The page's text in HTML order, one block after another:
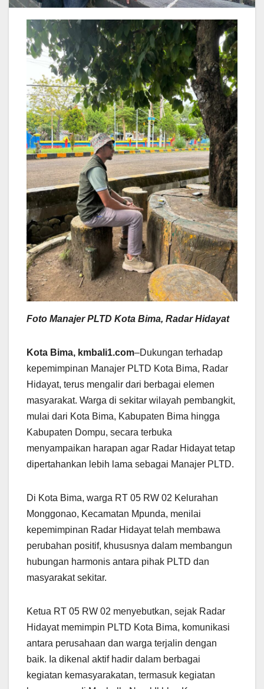
Foto Manajer PLTD Kota Bima, Radar Hidayat
Kota Bima, kmbali1.com–Dukungan terhadap
kepemimpinan Manajer PLTD Kota Bima, Radar
Hidayat, terus mengalir dari berbagai elemen
masyarakat. Warga di sekitar wilayah pembangkit,
mulai dari Kota Bima, Kabupaten Bima hingga
Kabupaten Dompu, secara terbuka
menyampaikan harapan agar Radar Hidayat tetap
dipertahankan lebih lama sebagai Manajer PLTD.
Di Kota Bima, warga RT 05 RW 02 Kelurahan
Monggonao, Kecamatan Mpunda, menilai
kepemimpinan Radar Hidayat telah membawa
perubahan positif, khususnya dalam membangun
hubungan harmonis antara pihak PLTD dan
masyarakat sekitar.
Ketua RT 05 RW 02 menyebutkan, sejak Radar
Hidayat memimpin PLTD Kota Bima, komunikasi
antara perusahaan dan warga terjalin dengan
baik. Ia dikenal aktif hadir dalam berbagai
kegiatan kemasyarakatan, termasuk kegiatan